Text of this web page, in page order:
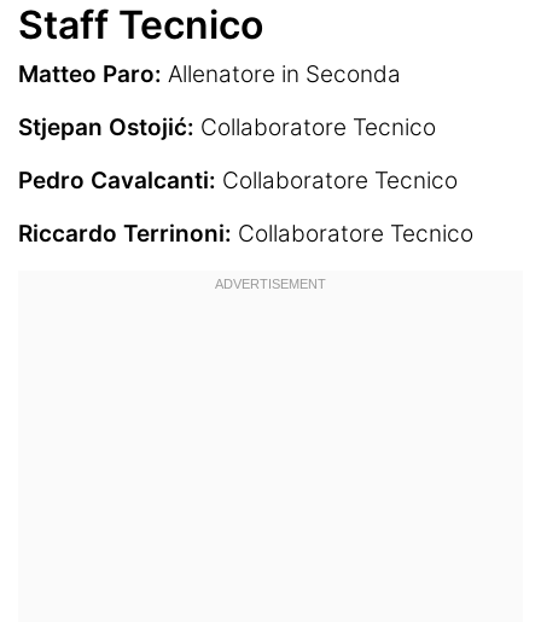
Staff Tecnico
Matteo Paro: Allenatore in Seconda
Stjepan Ostojić: Collaboratore Tecnico
Pedro Cavalcanti: Collaboratore Tecnico
Riccardo Terrinoni: Collaboratore Tecnico